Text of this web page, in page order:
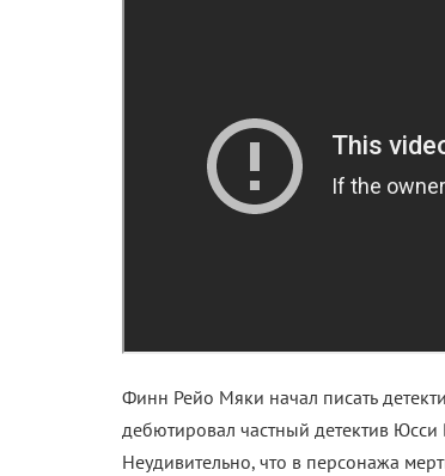
Финн Рейо Мяки начал писать
дебютировал частный детектив
Неудивительно, что в персонажа